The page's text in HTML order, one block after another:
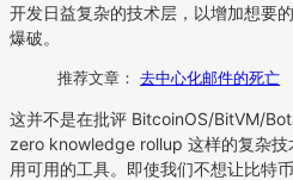
开发日益复杂的技术层，以增加想要
爆破。
推荐文章： 去中心化邮件的死亡
这并不是在批评 BitcoinOS/BitVM/
zero knowledge rollup 这样的复杂
用可用的工具。即使我们不想让比特